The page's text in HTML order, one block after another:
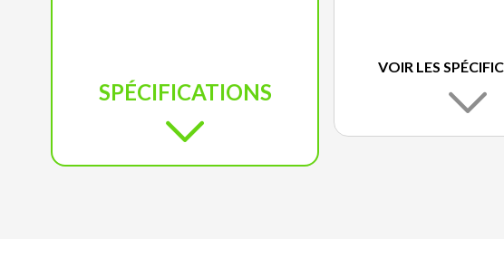
SPÉCIFICATIONS
VOIR LES